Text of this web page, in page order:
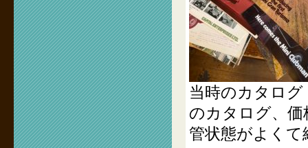
当時のカタロ
のカタログ、
管状態がよく